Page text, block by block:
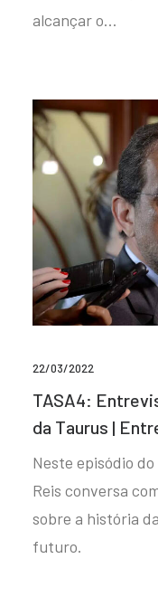
alcançar o…
22/03/2022
TASA4:
da Taurus |
Neste episódio
Reis conversa
sobre a história
futuro.